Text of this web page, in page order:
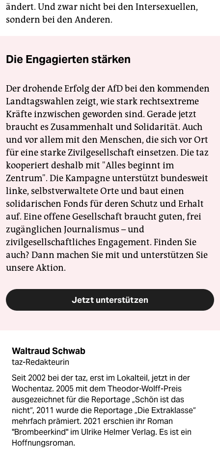
ändert. Und zwar nicht bei den Intersexuellen,
sondern bei den Anderen.
Die Engagierten stärken
Der drohende Erfolg der AfD bei den kommenden
Landtagswahlen zeigt, wie stark rechtsextreme
Kräfte inzwischen geworden sind. Gerade jetzt
braucht es Zusammenhalt und Solidarität. Auch
und vor allem mit den Menschen, die sich vor Ort
für eine starke Zivilgesellschaft einsetzen. Die taz
kooperiert deshalb mit "Alles beginnt im
Zentrum". Die Kampagne unterstützt bundesweit
linke, selbstverwaltete Orte und baut einen
solidarischen Fonds für deren Schutz und Erhalt
auf. Eine offene Gesellschaft braucht guten, frei
zugänglichen Journalismus – und
zivilgesellschaftliches Engagement. Finden Sie
auch? Dann machen Sie mit und unterstützen Sie
unsere Aktion.
Jetzt unterstützen
Waltraud Schwab
taz-Redakteurin
Seit 2002 bei der taz, erst im Lokalteil, jetzt in der
Wochentaz. 2005 mit dem Theodor-Wolff-Preis
ausgezeichnet für die Reportage „Schön ist das
nicht“, 2011 wurde die Reportage „Die Extraklasse“
mehrfach prämiert. 2021 erschien ihr Roman
"Brombeerkind" im Ulrike Helmer Verlag. Es ist ein
Hoffnungsroman.